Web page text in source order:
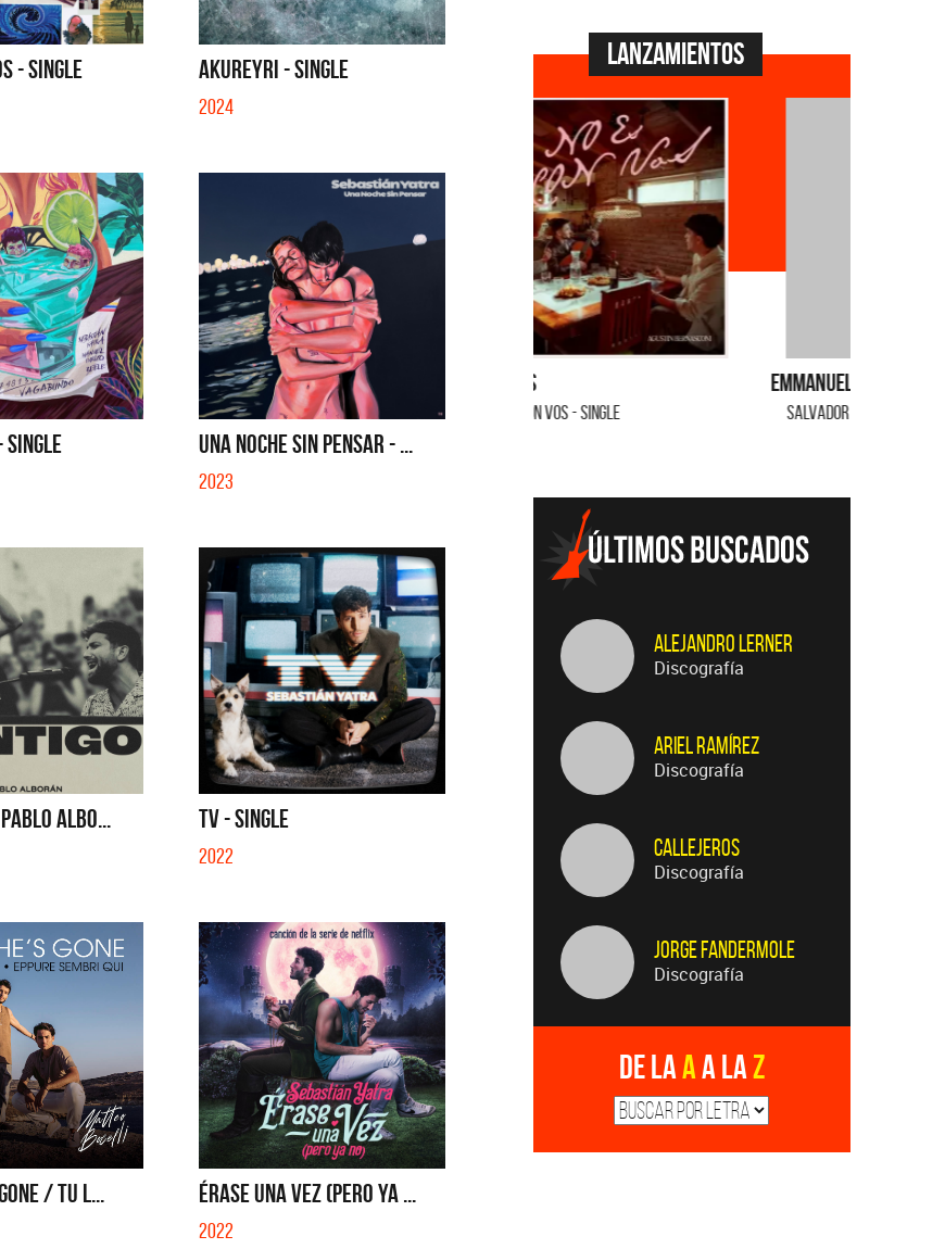
- SINGLE AKUREYRI - SINGLE
2024
SINGLE UNA NOCHE SIN PENSAR - ...
2023
ALBO... TV - SINGLE
2022
/ TU L... ÉRASE UNA VEZ (PERO YA ...
2022
Lanzamientos
Migrantes
SI NO ES CON VOS - SINGLE SALVADOR - SINGLE
Alejandro Lerner
Discografía
Ariel Ramírez
Discografía
Callejeros
Discografía
Jorge Fandermole
Discografía
De laAa laZ